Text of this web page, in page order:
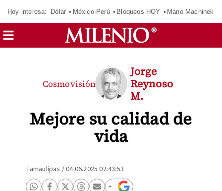
Hoy interesa: Dólar México-Perú Bloqueos HOY Mano Machinek
Mejore su calidad de
vida
Cosmovisión
Jorge
Reynoso
M.
Tamaulipas /04.06.2025 02:43:53